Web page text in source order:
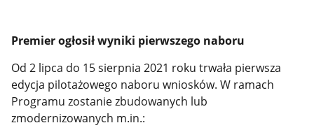
Premier ogłosił wyniki pierwszego naboru
Od 2 lipca do 15 sierpnia 2021 roku trwała pierwsza
edycja pilotażowego naboru wniosków. W ramach
Programu zostanie zbudowanych lub
zmodernizowanych m.in.: